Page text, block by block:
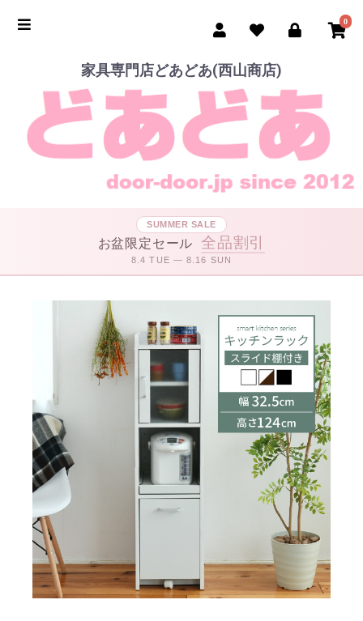
0
家具専門店どあどあ(西山商店)
SUMMER SALE
お盆限定セール 全品割引
8.4 TUE — 8.16 SUN